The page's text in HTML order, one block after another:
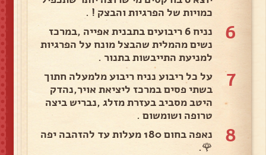
כמויות של הפרגיות והבצק ! .
6
נניח 6 ריבועים בתבנית אפייה ,במרכז
נשים מהמלית שהבצל מונח על הפרגיות
למניעת התייבשות בתנור .
7
על כל ריבוע נניח ריבוע מלמעלה חתוך
בשתי פסים במרכז ליציאת אויר,נהדק
היטב מסביב בעזרת מזלג ,נבריש ביצה
טרופה ושומשום .
8
נאפה בחום 180 מעלות עד להזהבה יפה
🌹.